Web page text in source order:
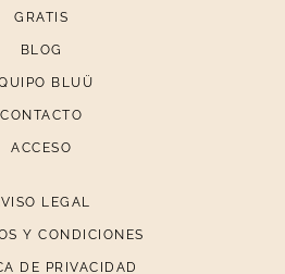
GRATIS
BLOG
BLUÜ
CONTACTO
ACCESO
LEGAL
Y CONDICIONES
DE PRIVACIDAD